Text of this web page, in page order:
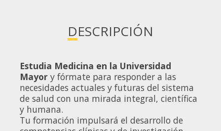
DESCRIPCIÓN
Estudia Medicina en la Universidad
Mayor y fórmate para responder a las
necesidades actuales y futuras del sistema
de salud con una mirada integral, científica
y humana.
Tu formación impulsará el desarrollo de